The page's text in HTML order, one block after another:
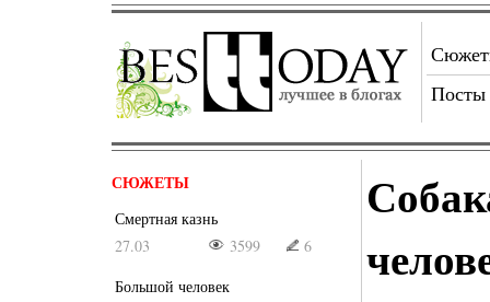
Посты
СЮЖЕТЫ
Смертная казнь
27.03
3599
6
Большой человек